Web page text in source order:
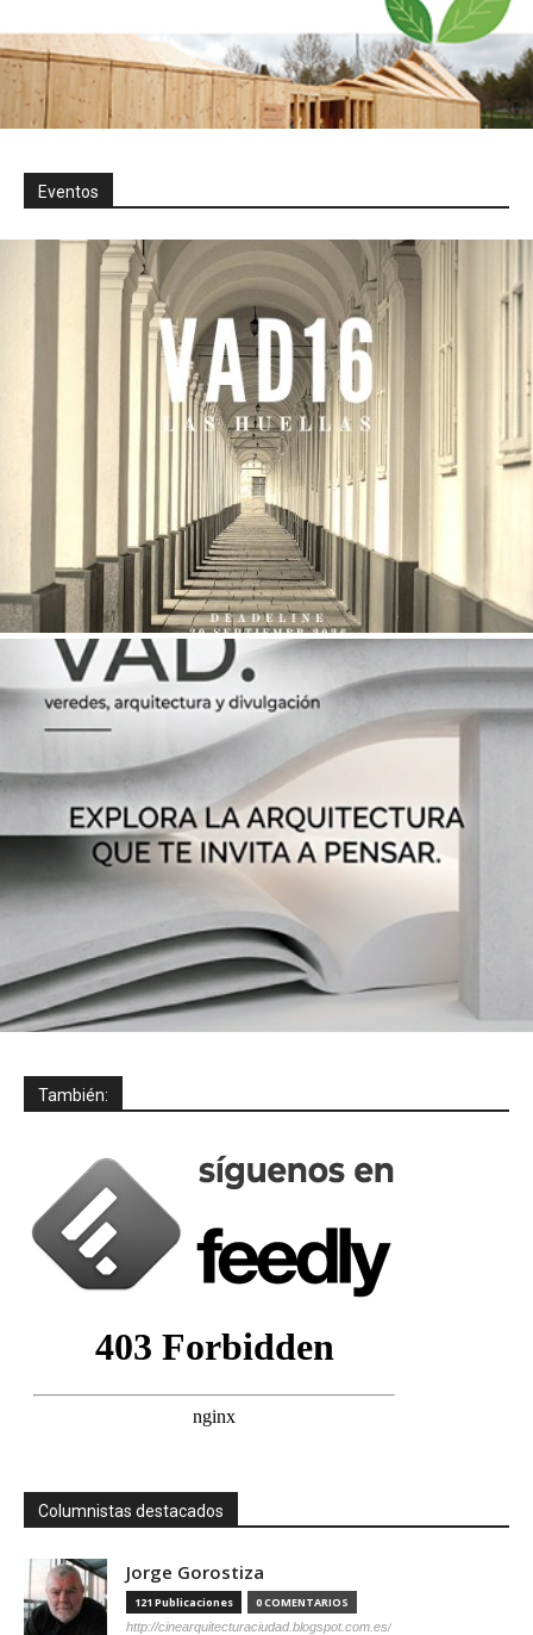
Eventos
También:
Columnistas destacados
Jorge Gorostiza
121 Publicaciones 0 COMENTARIOS
http://cinearquitecturaciudad.blogspot.com.es/